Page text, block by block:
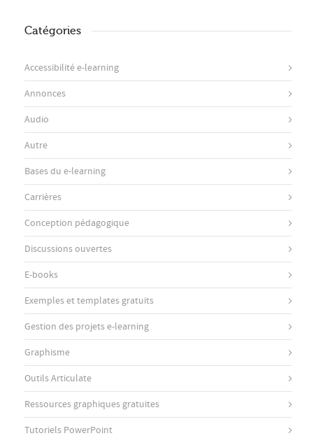
Catégories
Accessibilité e-learning
Annonces
Audio
Autre
Bases du e-learning
Carrières
Conception pédagogique
Discussions ouvertes
E-books
Exemples et templates gratuits
Gestion des projets e-learning
Graphisme
Outils Articulate
Ressources graphiques gratuites
Tutoriels PowerPoint